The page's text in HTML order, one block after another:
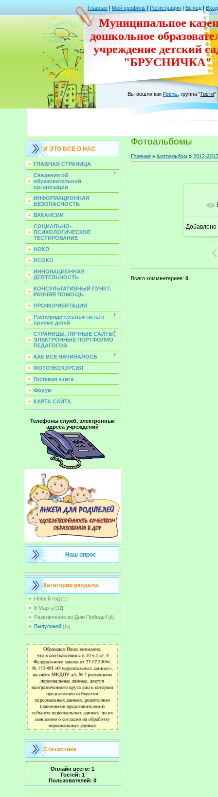
Главная | Мой профиль | Регистрация | Выход | Вход
Муниципальное
дошкольное
учреждение детский
"БРУСНИЧКА"
Вы вошли как Гость группа "Гости"
И ЭТО ВСЕ О НАС
ГЛАВНАЯ СТРАНИЦА
Сведения об
образовательной
организации
ИНФОРМАЦИОННАЯ
БЕЗОПАСНОСТЬ
ВАКАНСИИ
СОЦИАЛЬНО-
ПСИХОЛОГИЧЕСКОЕ
ТЕСТИРОВАНИЕ
НОКО
ВСОКО
ИННОВАЦИОННАЯ
ДЕЯТЕЛЬНОСТЬ
КОНСУЛЬТАТИВНЫЙ ПУНКТ.
РАННЯЯ ПОМОЩЬ
ПРОФОРИЕНТАЦИЯ
Распорядительные акты о
приеме детей
СТРАНИЦЫ, ЛИЧНЫЕ САЙТЫ,
ЭЛЕКТРОННЫЕ ПОРТФОЛИО
ПЕДАГОГОВ
КАК ВСЁ НАЧИНАЛОСЬ
ФОТОЭКСКУРСИЯ
Гостевая книга
Форум
КАРТА САЙТА
Телефоны служб, электронные
адреса учреждений
Наш опрос
Категории раздела
Новый год [11]
8 Марта [12]
Развлечение ко Дню Победы! [8]
Выпускной [15]
Статистика
Онлайн всего: 1
Гостей: 1
Пользователей: 0
Фотоальбомы
Главная » Фотоальбом » 2012-
Добавлено
Всего комментариев: 0